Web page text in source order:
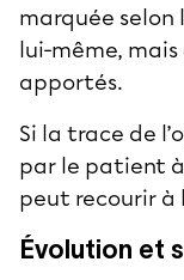
marquée selon
lui-même, mais
apportés.
Si la trace de
par le patient
peut recourir à
Évolution et